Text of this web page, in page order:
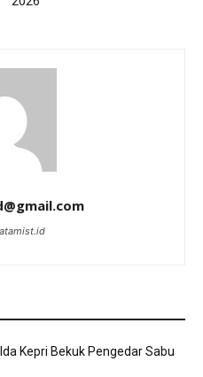
Kepri Bekuk Pengedar Sabu